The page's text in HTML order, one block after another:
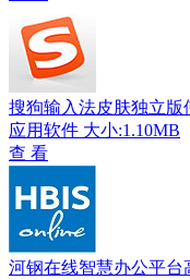
搜狗输入法皮肤独立版
应用软件 大小:1.10MB
查 看
河钢在线智慧办公平台